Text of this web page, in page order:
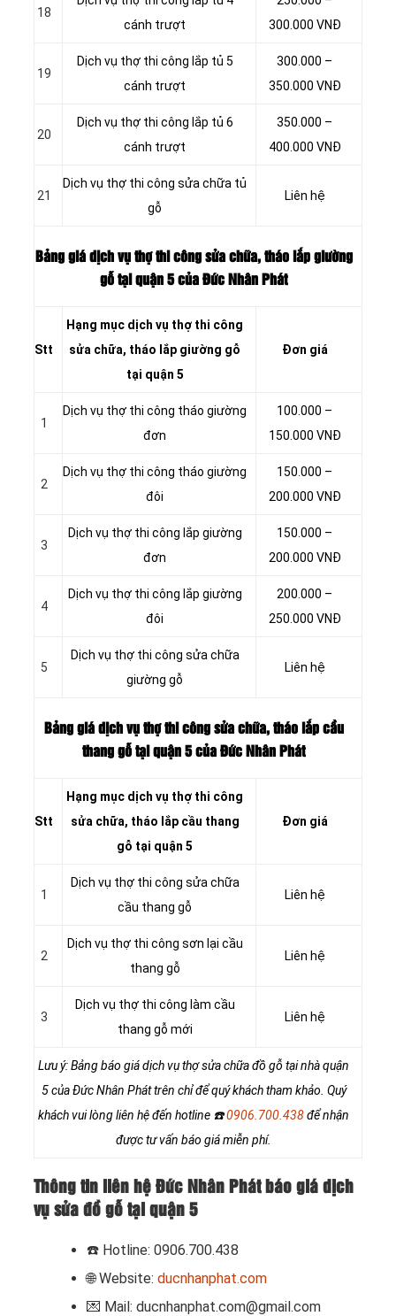
18
cánh trượt
300.000 VNĐ
19
Dịch vụ thợ thi công lắp tủ 5
cánh trượt
300.000 –
350.000 VNĐ
20
Dịch vụ thợ thi công lắp tủ 6
cánh trượt
350.000 –
400.000 VNĐ
21
Dịch vụ thợ thi công sửa chữa tủ
gỗ
Liên hệ
Bảng giá dịch vụ thợ thi công sửa chữa, tháo lắp giường
gỗ tại quận 5 của Đức Nhân Phát
Stt
Hạng mục dịch vụ thợ thi công
sửa chữa, tháo lắp giường gỗ
tại quận 5
Đơn giá
1
Dịch vụ thợ thi công tháo giường
đơn
100.000 –
150.000 VNĐ
2
Dịch vụ thợ thi công tháo giường
đôi
150.000 –
200.000 VNĐ
3
Dịch vụ thợ thi công lắp giường
đơn
150.000 –
200.000 VNĐ
4
Dịch vụ thợ thi công lắp giường
đôi
200.000 –
250.000 VNĐ
5
Dịch vụ thợ thi công sửa chữa
giường gỗ
Liên hệ
Bảng giá dịch vụ thợ thi công sửa chữa, tháo lắp cầu
thang gỗ tại quận 5 của Đức Nhân Phát
Stt
Hạng mục dịch vụ thợ thi công
sửa chữa, tháo lắp cầu thang
gỗ tại quận 5
Đơn giá
1
Dịch vụ thợ thi công sửa chữa
cầu thang gỗ
Liên hệ
2
Dịch vụ thợ thi công sơn lại cầu
thang gỗ
Liên hệ
3
Dịch vụ thợ thi công làm cầu
thang gỗ mới
Liên hệ
Lưu ý: Bảng báo giá dịch vụ thợ sửa chữa đồ gỗ tại nhà quận
5 của Đức Nhân Phát trên chỉ để quý khách tham khảo. Quý
khách vui lòng liên hệ đến hotline ☎️0906.700.438để nhận
được tư vấn báo giá miễn phí.
Thông tin liên hệ Đức Nhân Phát báo giá dịch
vụ sửa đồ gỗ tại quận 5
☎️ Hotline: 0906.700.438
🌐 Website: ducnhanphat.com
💌 Mail: ducnhanphat.com@gmail.com